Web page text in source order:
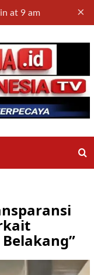
at 9 am ×